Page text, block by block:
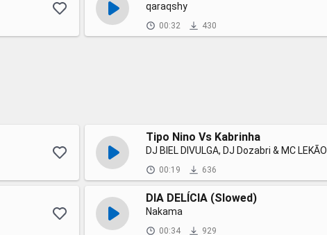
qaraqshy
00:32 430
Tipo Nino Vs Kabrinha
DJ BIEL DIVULGA, DJ Dozabri & MC LEKÃO
00:19 636
DIA DELÍCIA (Slowed)
Nakama
00:34 929